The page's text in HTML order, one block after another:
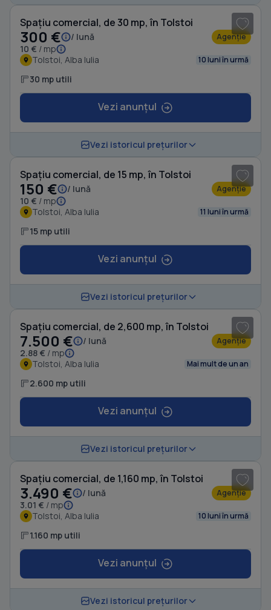
Spațiu comercial, de 30 mp, în Tolstoi
300 €
/ lună
10 € / mp
Agenție
Tolstoi, Alba Iulia 10 luni în urmă
30 mp utili
Vezi anunțul
Vezi istoricul prețurilor
Spațiu comercial, de 15 mp, în Tolstoi
150 €
/ lună
10 € / mp
Agenție
Tolstoi, Alba Iulia 11 luni în urmă
15 mp utili
Vezi anunțul
Vezi istoricul prețurilor
Spațiu comercial, de 2,600 mp, în Tolstoi
7.500 €
/ lună
2.88 € / mp
Agenție
Tolstoi, Alba Iulia Mai mult de un an
2.600 mp utili
Vezi anunțul
Vezi istoricul prețurilor
Spațiu comercial, de 1,160 mp, în Tolstoi
3.490 €
/ lună
3.01 € / mp
Agenție
Tolstoi, Alba Iulia 10 luni în urmă
1.160 mp utili
Vezi anunțul
Vezi istoricul prețurilor